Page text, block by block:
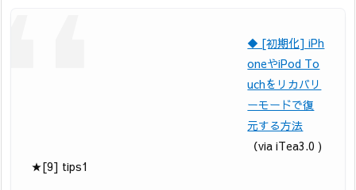
◆ [初期化] iPh
oneやiPod To
uchをリカバリ
ーモードで復
元する方法
（via iTea3.0 )
★[9] tips1